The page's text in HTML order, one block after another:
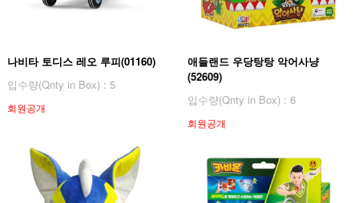
나비타 토디스 레오 루피(01160)
입수량(Qnty in Box) : 5
회원공개
애들랜드 우당탕탕 악어사냥
(52609)
입수량(Qnty in Box) : 6
회원공개